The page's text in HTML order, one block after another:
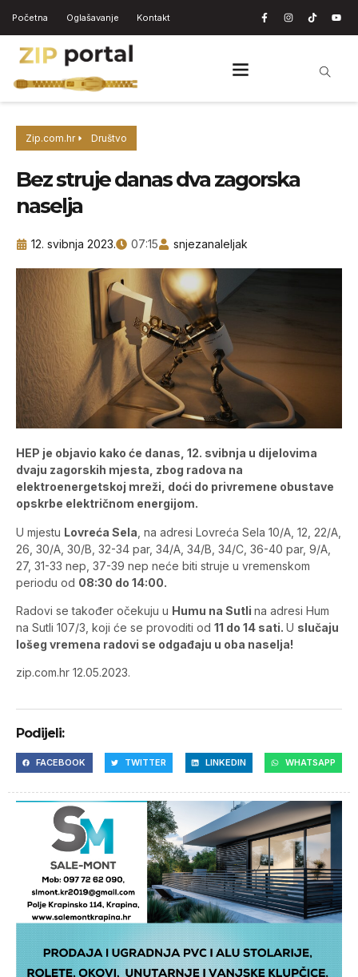
Početna Oglašavanje Kontakt
Zip.com.hr Društvo
Bez struje danas dva zagorska
naselja
12. svibnja 2023. 07:15 snjezanaleljak
HEP je objavio kako će danas, 12. svibnja u dijelovima
dvaju zagorskih mjesta, zbog radova na
elektroenergetskoj mreži, doći do privremene obustave
opskrbe električnom energijom.
U mjestu Lovreća Sela , na adresi Lovreća Sela 10/A, 12, 22/A,
26, 30/A, 30/B, 32-34 par, 34/A, 34/B, 34/C, 36-40 par, 9/A,
27, 31-33 nep, 37-39 nep neće biti struje u vremenskom
periodu od 08:30 do 14:00.
Radovi se također očekuju u Humu na Sutli na adresi Hum
na Sutli 107/3, koji će se provoditi od 11 do 14 sati. U slučaju
lošeg vremena radovi se odgađaju u oba naselja!
zip.com.hr 12.05.2023.
Podijeli:
FACEBOOK TWITTER LINKEDIN WHATSAPP